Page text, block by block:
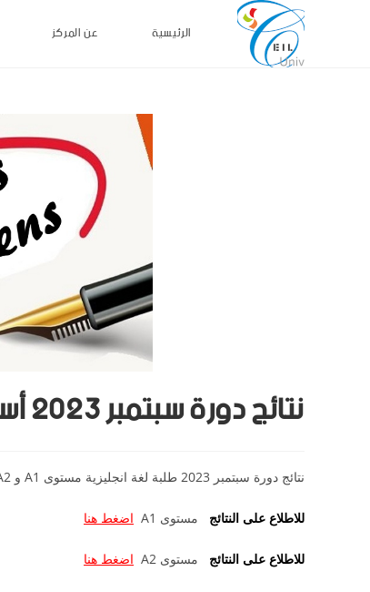
الرئيسية عن المركز
نتائج دورة سبتمبر 2023 أساتذة – مستوى A1 و A2
نتائج دورة سبتمبر 2023 طلبة لغة انجليزية مستوى A1 و A2
للاطلاع على النتائج مستوى A1 اضغط هنا
للاطلاع على النتائج مستوى A2 اضغط هنا